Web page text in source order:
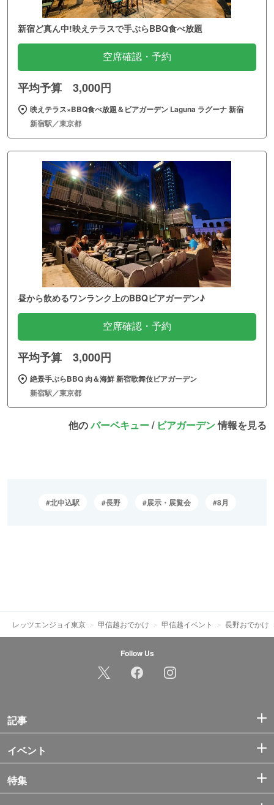
新宿ど真ん中!映えテラスで手ぶらBBQ食べ放題
空席確認・予約
平均予算 3,000円
映えテラス×BBQ食べ放題＆ビアガーデン Laguna ラグーナ 新宿
新宿駅／東京都
昼から飲めるワンランク上のBBQビアガーデン♪
空席確認・予約
平均予算 3,000円
絶景手ぶらBBQ 肉＆海鮮 新宿歌舞伎ビアガーデン
新宿駅／東京都
他のバーベキュー/ ビアガーデン情報を見る
北中込駅 長野 展示・展覧会 8月
レッツエンジョイ東京 甲信越おでかけ 甲信越イベント 長野おでかけ
Follow Us
記事
イベント
特集